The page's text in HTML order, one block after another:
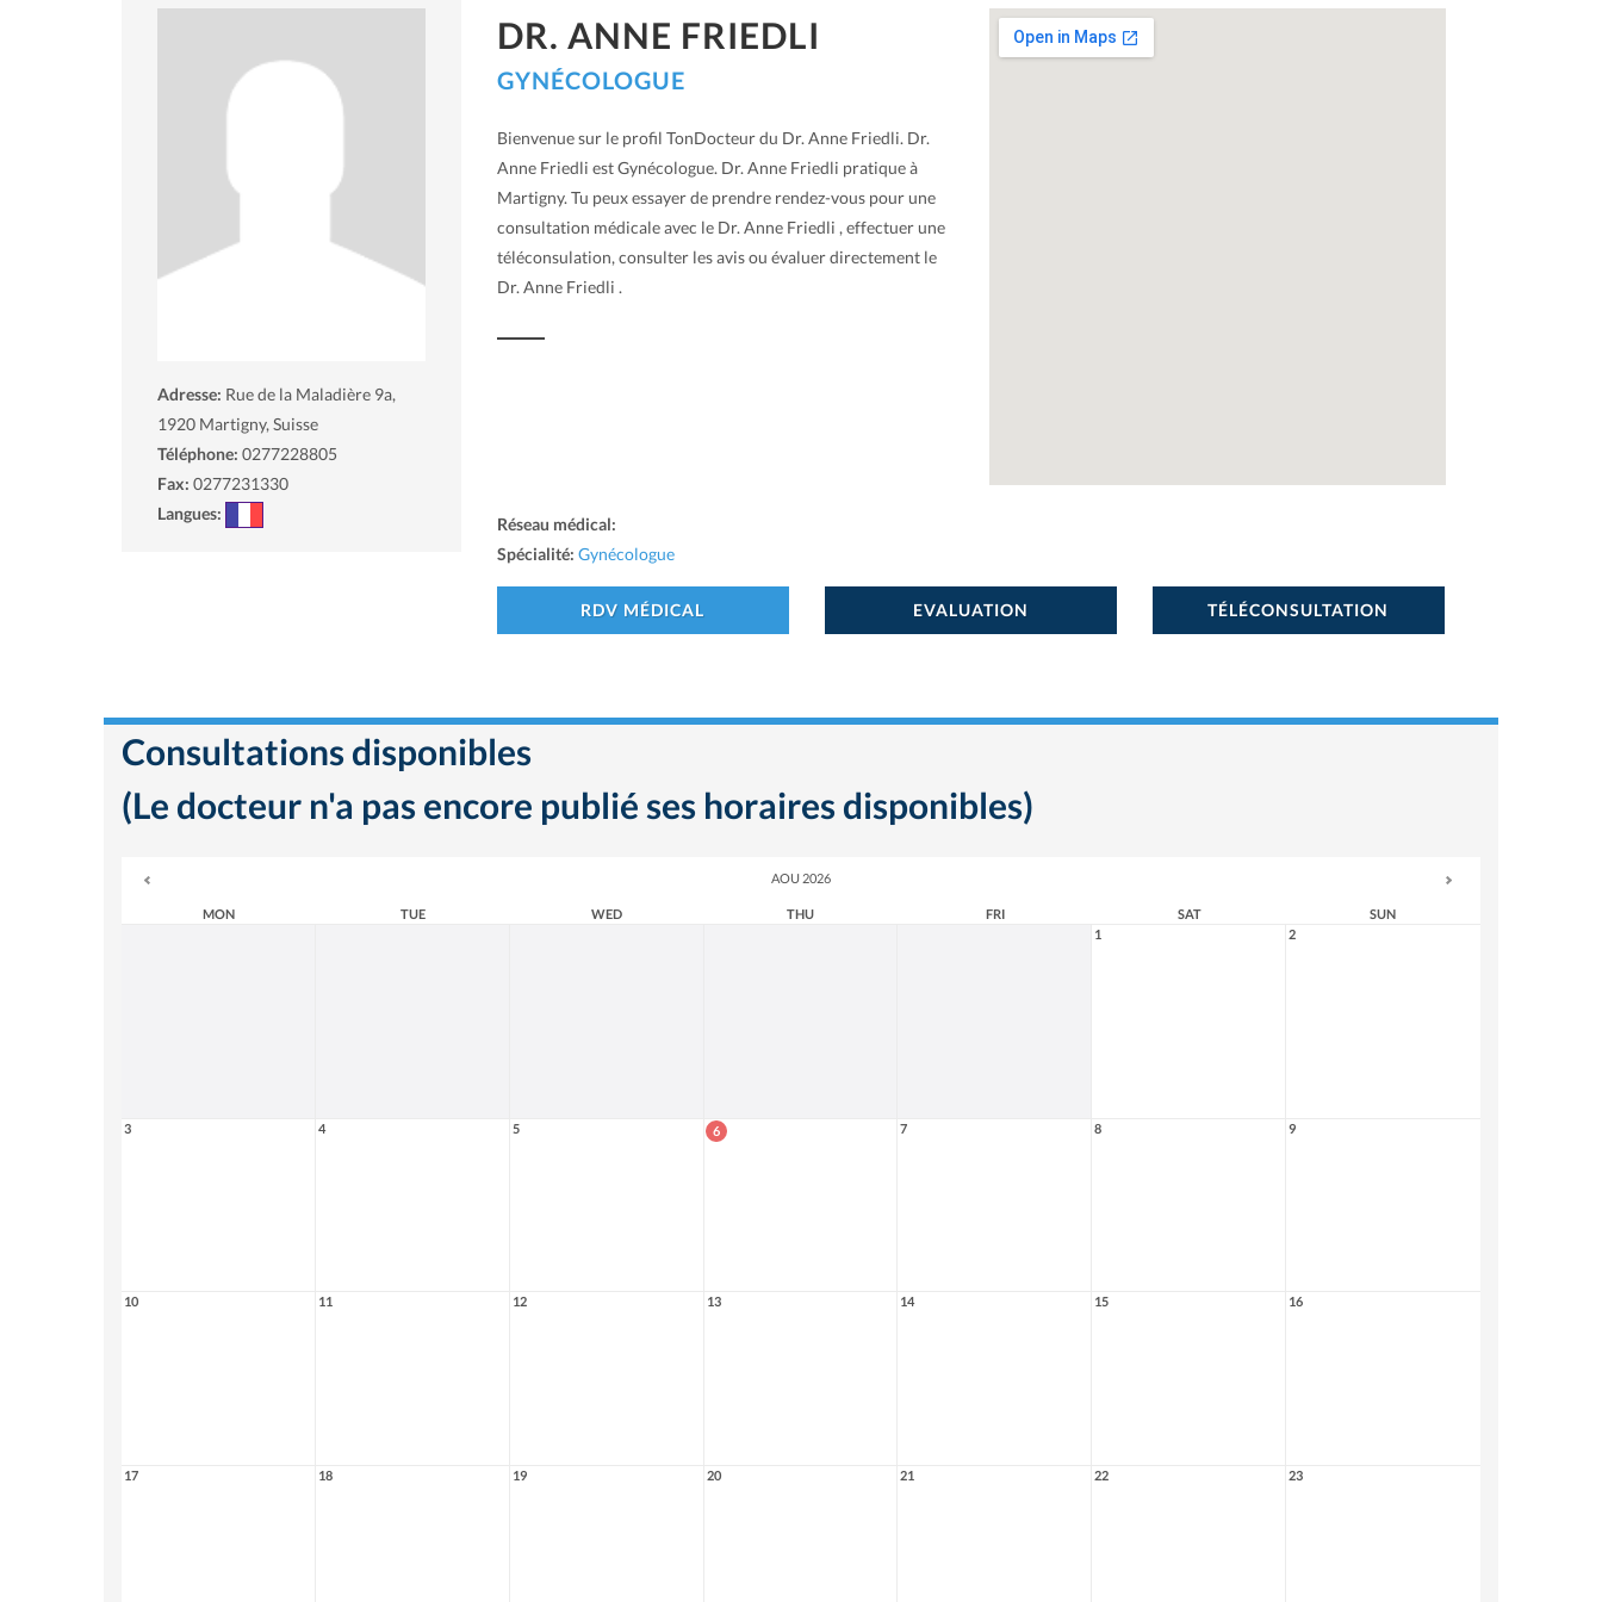
Adresse: Rue de la Maladière 9a,
1920 Martigny, Suisse
Téléphone: 0277228805
Fax: 0277231330
Langues:
DR. ANNE FRIEDLI
GYNÉCOLOGUE
Bienvenue sur le profil TonDocteur du Dr. Anne Friedli. Dr.
Anne Friedli est Gynécologue. Dr. Anne Friedli pratique à
Martigny. Tu peux essayer de prendre rendez-vous pour une
consultation médicale avec le Dr. Anne Friedli , effectuer une
téléconsulation, consulter les avis ou évaluer directement le
Dr. Anne Friedli .
Réseau médical:
Spécialité: Gynécologue
RDV MÉDICAL EVALUATION TÉLÉCONSULTATION
Consultations disponibles
(Le docteur n'a pas encore publié ses horaires disponibles)
AOU 2026
MON TUE WED THU FRI SAT
SUN
1
2
3 4 5 6 7 8 9
10 11 12 13 14 15 16
17 18 19 20 21 22 23